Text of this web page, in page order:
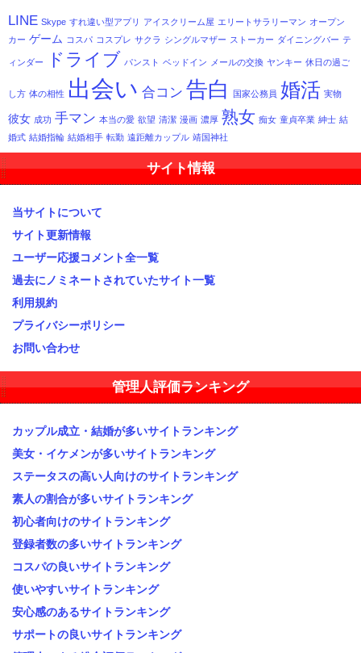
覧LINE Skype すれ違い型アプリ アイスクリーム屋 エリートサラリーマン オープン
カー ゲーム コスパ コスプレ サクラ シングルマザー ストーカー ダイニングバー テ
ィンダー ドライブ パンスト ベッドイン メールの交換 ヤンキー 休日の過ご
し方 体の相性 出会い 合コン 告白 国家公務員 婚活 実物
彼女 成功 手マン 本当の愛 欲望 清潔 漫画 濃厚 熟女 痴女 童貞卒業 紳士 結
婚式 結婚指輪 結婚相手 転勤 遠距離カップル 靖国神社
サイト情報
当サイトについて
サイト更新情報
ユーザー応援コメント全一覧
過去にノミネートされていたサイト一覧
利用規約
プライバシーポリシー
お問い合わせ
管理人評価ランキング
カップル成立・結婚が多いサイトランキング
美女・イケメンが多いサイトランキング
ステータスの高い人向けのサイトランキング
素人の割合が多いサイトランキング
初心者向けのサイトランキング
登録者数の多いサイトランキング
コスパの良いサイトランキング
使いやすいサイトランキング
安心感のあるサイトランキング
サポートの良いサイトランキング